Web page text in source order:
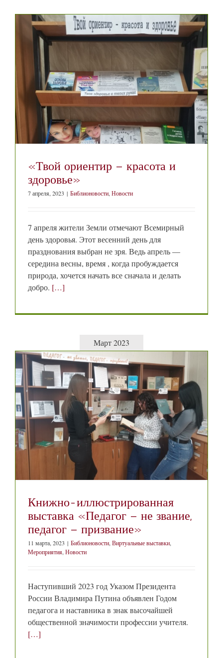
«Твой ориентир – красота и
здоровье»
7 апреля, 2023 | Библионовости, Новости
7 апреля жители Земли отмечают Всемирный
день здоровья. Этот весенний день для
празднования выбран не зря. Ведь апрель —
середина весны, время , когда пробуждается
природа, хочется начать все сначала и делать
добро. […]
Март 2023
Книжно-иллюстрированная
выставка «Педагог – не звание,
педагог – призвание»
11 марта, 2023 | Библионовости,Виртуальные выставки,
Мероприятия,Новости
Наступивший 2023 год Указом Президента
России Владимира Путина объявлен Годом
педагога и наставника в знак высочайшей
общественной значимости профессии учителя.
[…]